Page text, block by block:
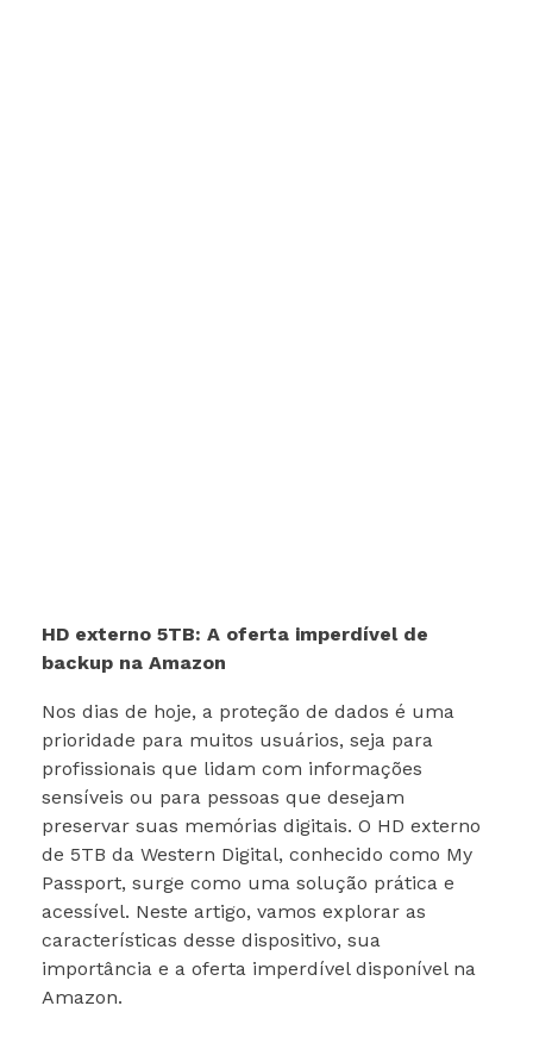
HD externo 5TB: A oferta imperdível de
backup na Amazon
Nos dias de hoje, a proteção de dados é uma
prioridade para muitos usuários, seja para
profissionais que lidam com informações
sensíveis ou para pessoas que desejam
preservar suas memórias digitais. O HD externo
de 5TB da Western Digital, conhecido como My
Passport, surge como uma solução prática e
acessível. Neste artigo, vamos explorar as
características desse dispositivo, sua
importância e a oferta imperdível disponível na
Amazon.